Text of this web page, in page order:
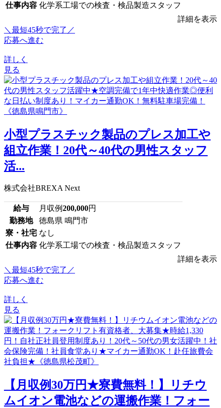
仕事内容 化学系工場での検査・検品製造スタッフ
詳細を表示
＼最短45秒で完了／
応募へ進む
詳しく
見る
小型プラスチック製品のプレス加工や
組立作業！20代～40代の男性スタッフ
活...
株式会社BREXA Next
給与 月収例200,000円
勤務地
徳島県 鳴門市
寮・社宅 なし
仕事内容 化学系工場での検査・検品製造スタッフ
詳細を表示
＼最短45秒で完了／
応募へ進む
詳しく
見る
【月収例30万円★寮費無料！】リチウ
ムイオン電池などの運搬作業！フォー